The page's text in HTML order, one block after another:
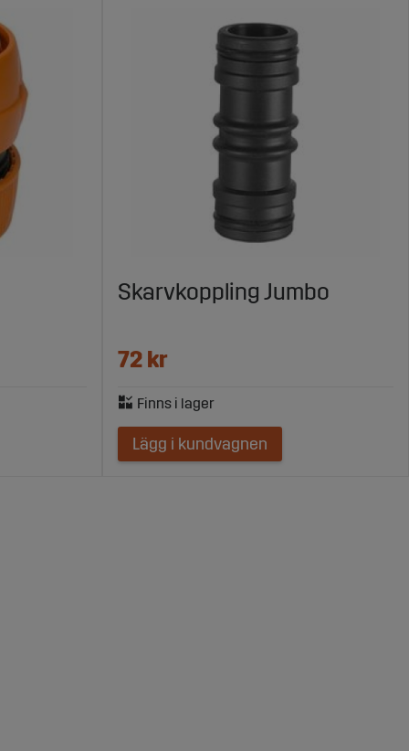
Skarvkoppling Jumbo
72 kr
Lägg i kundvagnen